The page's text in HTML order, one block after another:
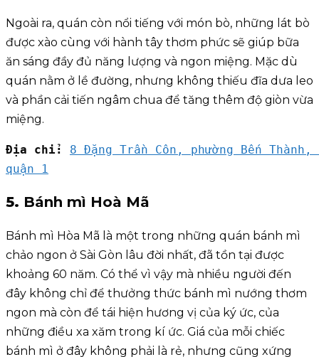
Ngoài ra, quán còn nổi tiếng với món bò, những lát bò
được xào cùng với hành tây thơm phức sẽ giúp bữa
ăn sáng đầy đủ năng lượng và ngon miệng. Mặc dù
quán nằm ở lề đường, nhưng không thiếu đĩa dưa leo
và phần cải tiến ngâm chua để tăng thêm độ giòn vừa
miệng.
Địa chỉ:
8 Đặng Trần Côn, phường Bến Thành,
quận 1
5. Bánh mì Hoà Mã
Bánh mì Hòa Mã là một trong những quán bánh mì
chảo ngon ở Sài Gòn lâu đời nhất, đã tồn tại được
khoảng 60 năm. Có thể vì vậy mà nhiều người đến
đây không chỉ để thưởng thức bánh mì nướng thơm
ngon mà còn để tái hiện hương vị của ký ức, của
những điều xa xăm trong kí ức. Giá của mỗi chiếc
bánh mì ở đây không phải là rẻ, nhưng cũng xứng